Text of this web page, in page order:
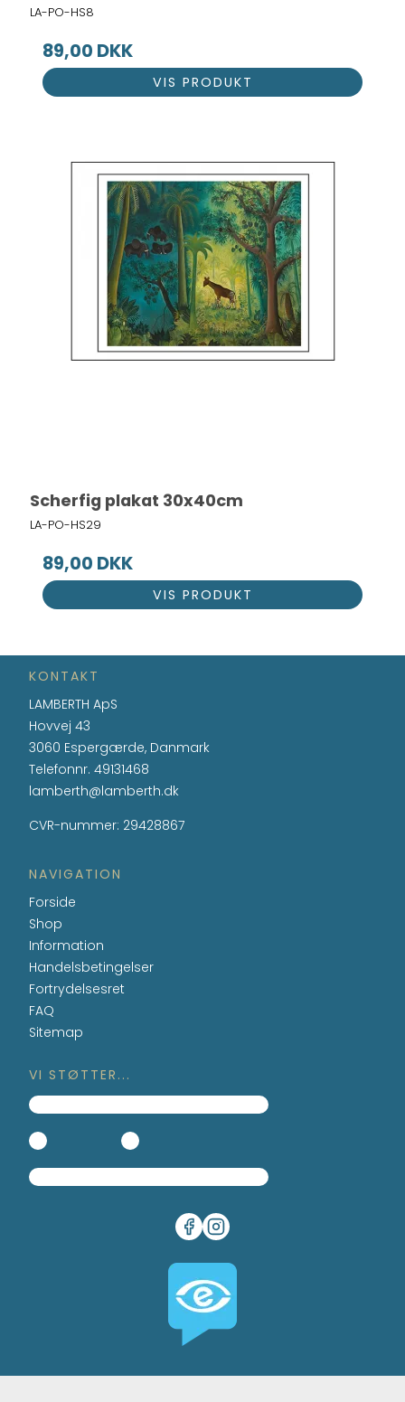
LA-PO-HS8
89,00 DKK
VIS PRODUKT
Scherfig plakat 30x40cm
LA-PO-HS29
89,00 DKK
VIS PRODUKT
KONTAKT
LAMBERTH ApS
Hovvej 43
3060 Espergærde, Danmark
Telefonnr.49131468
lamberth@lamberth.dk
CVR-nummer: 29428867
NAVIGATION
Forside
Shop
Information
Handelsbetingelser
Fortrydelsesret
FAQ
Sitemap
VI STØTTER...